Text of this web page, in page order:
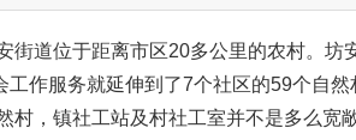
街道位于距离市区20多公里的农村。坊
工作服务就延伸到了7个社区的59个自
村，镇社工站及村社工室并不是多么宽